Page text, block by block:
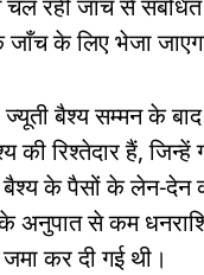
रही जाँच से संबंधित
के लिए भेजा
ज्यूती बैश्य सम्मन के
रिश्तेदार हैं, जिन्हें
के पैसों के लेन-देन
से कम
कर दी गई थी।